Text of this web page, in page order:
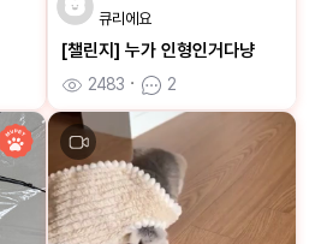
큐리에요
[챌린지] 누가 인형인거다냥
2483 ㆍ 2